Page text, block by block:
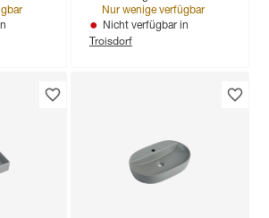
Nur wenige verfügbar
Nicht verfügbar in
Troisdorf